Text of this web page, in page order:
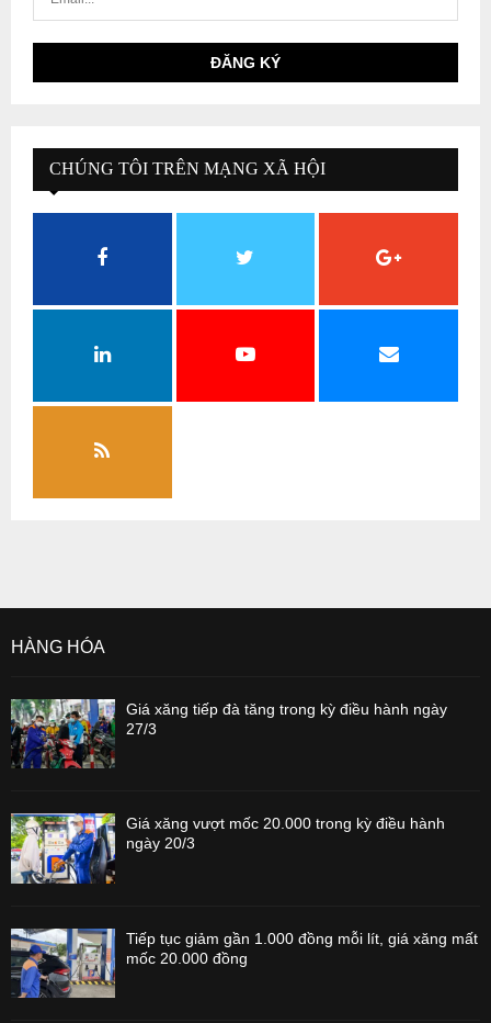
CHÚNG TÔI TRÊN MẠNG XÃ HỘI
HÀNG HÓA
Giá xăng tiếp đà tăng trong kỳ điều hành ngày
27/3
Giá xăng vượt mốc 20.000 trong kỳ điều hành
ngày 20/3
Tiếp tục giảm gần 1.000 đồng mỗi lít, giá xăng mất
mốc 20.000 đồng